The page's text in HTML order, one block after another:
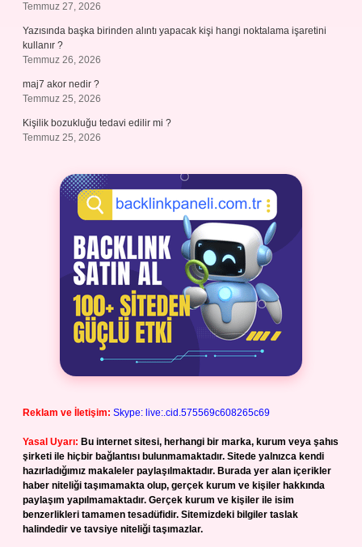
Temmuz 27, 2026
Yazısında başka birinden alıntı yapacak kişi hangi noktalama işaretini
kullanır ?
Temmuz 26, 2026
maj7 akor nedir ?
Temmuz 25, 2026
Kişilik bozukluğu tedavi edilir mi ?
Temmuz 25, 2026
Reklam ve İletişim: Skype: live:.cid.575569c608265c69
Yasal Uyarı: Bu internet sitesi, herhangi bir marka, kurum veya şahıs
şirketi ile hiçbir bağlantısı bulunmamaktadır. Sitede yalnızca kendi
hazırladığımız makaleler paylaşılmaktadır. Burada yer alan içerikler
haber niteliği taşımamakta olup, gerçek kurum ve kişiler hakkında
paylaşım yapılmamaktadır. Gerçek kurum ve kişiler ile isim
benzerlikleri tamamen tesadüfidir. Sitemizdeki bilgiler taslak
halindedir ve tavsiye niteliği taşımazlar.